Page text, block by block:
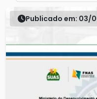
Publicado em: 03/